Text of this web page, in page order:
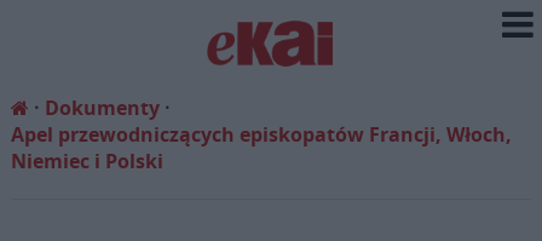
Dokumenty
Apel przewodniczących episkopatów Francji, Włoch,
Niemiec i Polski